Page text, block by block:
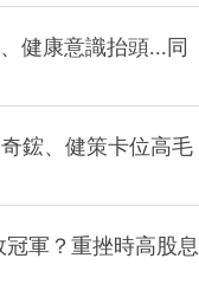
健康意識抬頭...同
鋐、健策卡位高毛
軍？重挫時高股息